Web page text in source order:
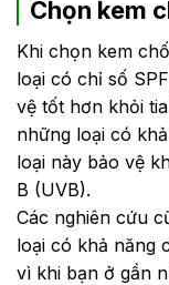
Chọn kem
Khi chọn kem
loại có chỉ số
vệ tốt hơn khỏi
những loại có
loại này bảo vệ
B (UVB).
Các nghiên cứu
loại có khả năng
vì khi bạn ở gần